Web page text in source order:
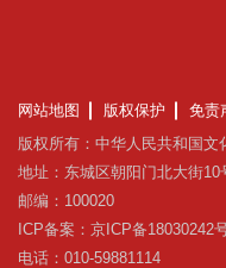
网站地图 版权保护 免责
版权所有：中华人民共和国文
地址：东城区朝阳门北大街10
邮编：100020
ICP备案：京ICP备18030242
电话：010-59881114